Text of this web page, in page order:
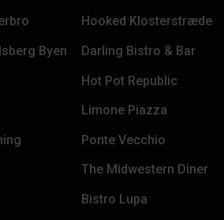
Hooked Klosterstræde
Byen Darling Bistro & Bar
Hot Pot Republic
Limone Piazza
Ponte Vecchio
The Midwestern Diner
Bistro Lupa